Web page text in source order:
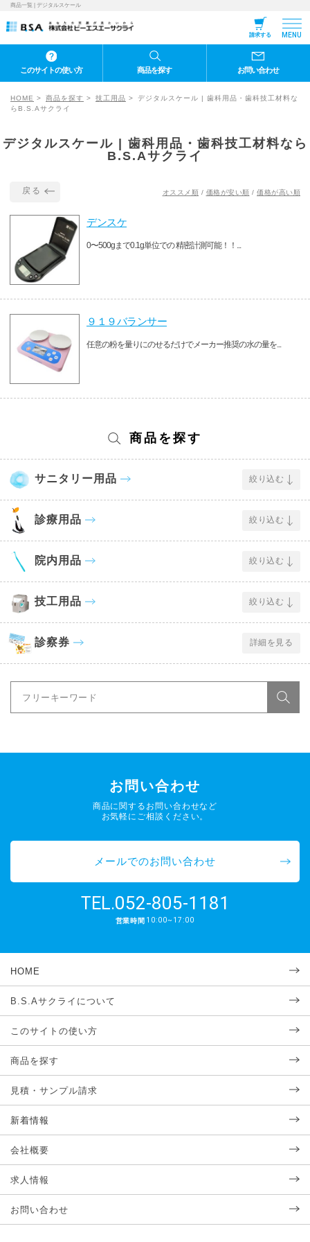
商品一覧 | デジタルスケール
請求する MENU
このサイトの使い方 商品を探す お問い合わせ
HOME 商品を探す 技工用品
デジタルスケール | 歯科用品・歯科技工材料な
らB.S.Aサクライ
デジタルスケール | 歯科用品・歯科技工材料なら
B.S.Aサクライ
戻る オススメ順 / 価格が安い順 / 価格が高い順
デンスケ
0〜500gまで0.1g単位での 精密計測可能！！...
９１９バランサー
任意の粉を量りにのせるだけでメーカー推奨の水の量を...
商品を探す
サニタリー用品 絞り込む
診療用品 絞り込む
院内用品 絞り込む
技工用品 絞り込む
診察券 詳細を見る
お問い合わせ
商品に関するお問い合わせなど
お気軽にご相談ください。
メールでのお問い合わせ
TEL.052-805-1181
営業時間 10:00~17:00
HOME
B.S.Aサクライについて
このサイトの使い方
商品を探す
見積・サンプル請求
新着情報
会社概要
求人情報
お問い合わせ